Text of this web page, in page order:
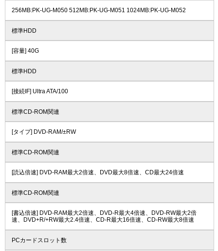
256MB:PK-UG-M050 512MB:PK-UG-M051 1024MB:PK-UG-M052
標準HDD
[容量] 40G
標準HDD
[接続IF] Ultra ATA/100
標準CD-ROM関連
[タイプ] DVD-RAM/±RW
標準CD-ROM関連
[読込倍速] DVD-RAM最大2倍速、DVD最大8倍速、CD最大24倍速
標準CD-ROM関連
[書込倍速] DVD-RAM最大2倍速、DVD-R最大4倍速、DVD-RW最大2倍
速、DVD+R/+RW最大2.4倍速、CD-R最大16倍速、CD-RW最大8倍速
PCカードスロット数